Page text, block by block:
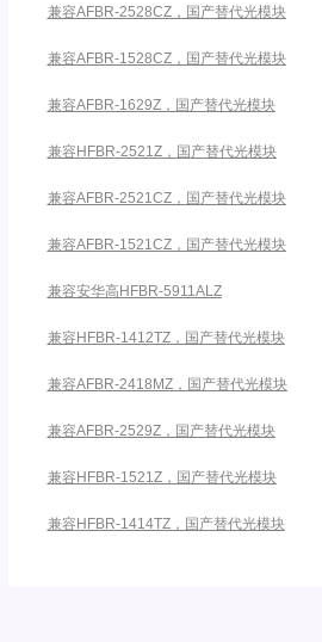
兼容AFBR-2528CZ，国产替代光模块
兼容AFBR-1528CZ，国产替代光模块
兼容AFBR-1629Z，国产替代光模块
兼容HFBR-2521Z，国产替代光模块
兼容AFBR-2521CZ，国产替代光模块
兼容AFBR-1521CZ，国产替代光模块
兼容安华高HFBR-5911ALZ
兼容HFBR-1412TZ，国产替代光模块
兼容AFBR-2418MZ，国产替代光模块
兼容AFBR-2529Z，国产替代光模块
兼容HFBR-1521Z，国产替代光模块
兼容HFBR-1414TZ，国产替代光模块